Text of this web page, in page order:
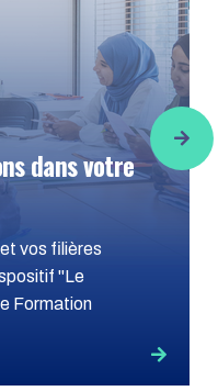
dans votre
vos filières
"Le
Formation